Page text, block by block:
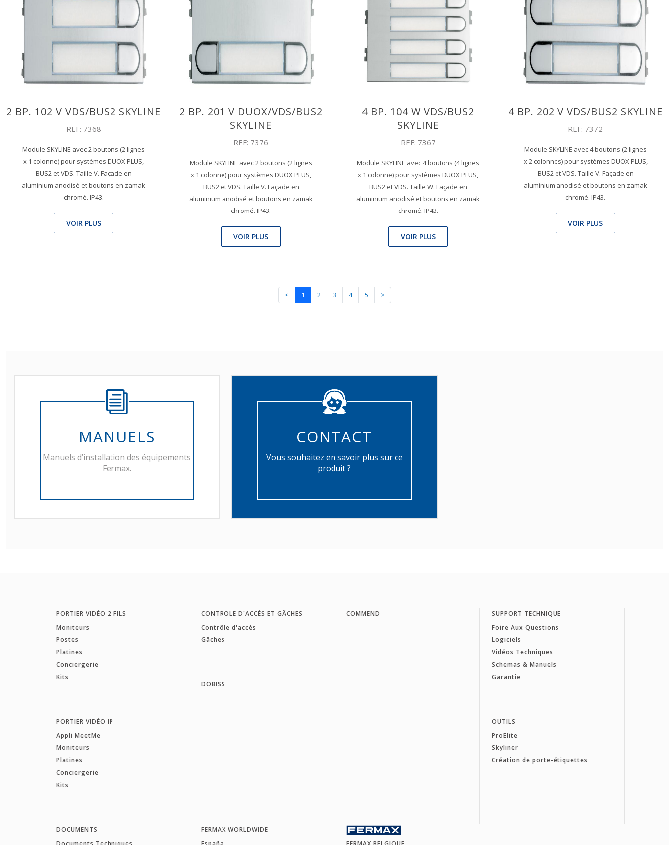
2 BP. 102 V VDS/BUS2 SKYLINE
REF: 7368
Module SKYLINE avec 2 boutons (2 lignes
x 1 colonne) pour systèmes DUOX PLUS,
BUS2 et VDS. Taille V. Façade en
aluminium anodisé et boutons en zamak
chromé. IP43.
VOIR PLUS
2 BP. 201 V DUOX/VDS/BUS2
SKYLINE
REF: 7376
Module SKYLINE avec 2 boutons (2 lignes
x 1 colonne) pour systèmes DUOX PLUS,
BUS2 et VDS. Taille V. Façade en
aluminium anodisé et boutons en zamak
chromé. IP43.
VOIR PLUS
4 BP. 104 W VDS/BUS2
SKYLINE
REF: 7367
Module SKYLINE avec 4 boutons (4 lignes
x 1 colonne) pour systèmes DUOX PLUS,
BUS2 et VDS. Taille W. Façade en
aluminium anodisé et boutons en zamak
chromé. IP43.
VOIR PLUS
4 BP. 202 V VDS/BUS2 SKYLINE
REF: 7372
Module SKYLINE avec 4 boutons (2 lignes
x 2 colonnes) pour systèmes DUOX PLUS,
BUS2 et VDS. Taille V. Façade en
aluminium anodisé et boutons en zamak
chromé. IP43.
VOIR PLUS
< 1 2 3 4 5 >
MANUELS
Manuels d’installation des équipements
Fermax.
CONTACT
Vous souhaitez en savoir plus sur ce
produit ?
PORTIER VIDÉO 2 FILS
Moniteurs
Postes
Platines
Conciergerie
Kits
PORTIER VIDÉO IP
Appli MeetMe
Moniteurs
Platines
Conciergerie
Kits
CONTROLE D'ACCÈS ET GÂCHES
Contrôle d'accès
Gâches
DOBISS
COMMEND
SUPPORT TECHNIQUE
Foire Aux Questions
Logiciels
Vidéos Techniques
Schemas & Manuels
Garantie
OUTILS
ProElite
Skyliner
Création de porte-étiquettes
DOCUMENTS
Documents Techniques
FERMAX WORLDWIDE
España